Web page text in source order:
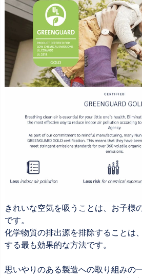
きれいな空気を吸うことは、お子様
です。
化学物質の排出源を排除することは
する最も効果的な方法です。
思いやりのある製造への取り組みの